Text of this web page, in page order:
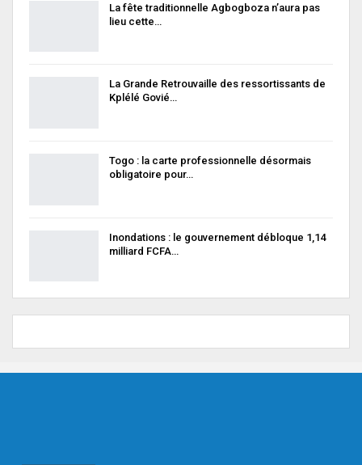
La fête traditionnelle Agbogboza n’aura pas
lieu cette…
La Grande Retrouvaille des ressortissants de
Kplélé Govié…
Togo : la carte professionnelle désormais
obligatoire pour…
Inondations : le gouvernement débloque 1,14
milliard FCFA…